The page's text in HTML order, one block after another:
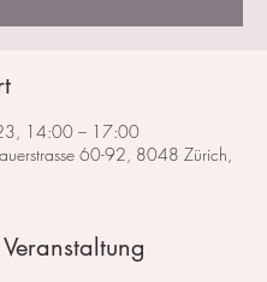
14:00 – 17:00
60-92, 8048 Zürich,